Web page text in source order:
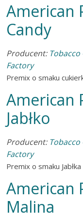
American
Candy
Producent:
Factory
Premix o smaku
American
Jabłko
Producent:
Factory
Premix o smaku Jabłka
American
Malina